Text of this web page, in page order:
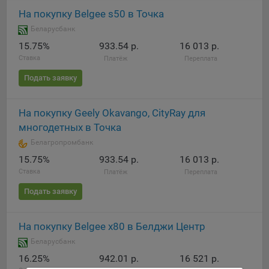
16. Пользователь всегда может направить сообщение с
имеющимся у него вопросом, в части использования
файлов сookie, на электронную почту Общества:
info@myfin.by
Аналитические Cookie
числе наиболее и наименее популярные страницы и
принимать меры по совершенствованию работы Сайта
исходя из предпочтений пользователей
Статистические куки позволяют определять предпочтения
Компании, которым мы поручаем обработку
Яндекс Метрика – сервис веб-аналитики,
предоставляемый ООО «Яндекс». Адрес: г. Москва, ул.
Льва Толстого, д. 16, 119021.
На покупку Belgee s50 в Точка
Беларусбанк
15.75%
Ставка
933.54 р.
Платёж
16 013 р.
Переплата
Подать заявку
На покупку Geely Okavango, CityRay для
многодетных в Точка
Белагропромбанк
15.75%
Ставка
933.54 р.
Платёж
16 013 р.
Переплата
Подать заявку
На покупку Belgee х80 в Белджи Центр
Беларусбанк
16.25% 942.01 р. 16 521 р.